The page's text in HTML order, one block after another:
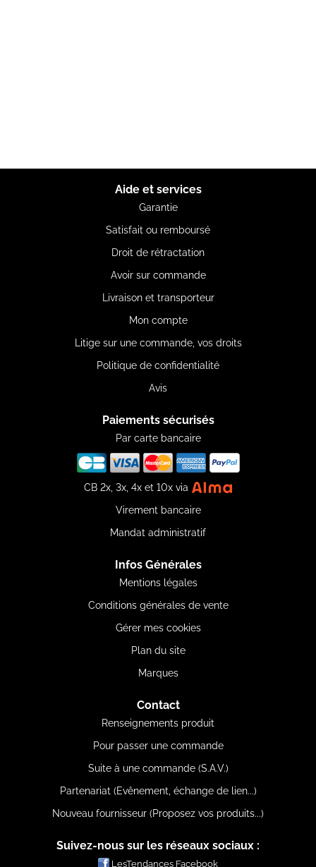
Aide et services
Garantie
Satisfait ou remboursé
Droit de rétractation
Avoir sur commande
Livraison et transporteur
Mon compte
Litige sur une commande, vos droits
Politique de confidentialité
Avis
Paiements sécurisés
Par carte bancaire
CB 2x, 3x, 4x et 10x via
Virement bancaire
Mandat administratif
Infos Générales
Mentions légales
Conditions générales de vente
Gérer mes cookies
Plan du site
Marques
Contact
Renseignements produit
Pour passer une commande
Suite à une commande (S.A.V.)
Partenariat (Evênement, échange de lien...)
Nouveau fournisseur (Proposez vos produits...)
Suivez-nous sur les réseaux sociaux :
LesTendances Facebook